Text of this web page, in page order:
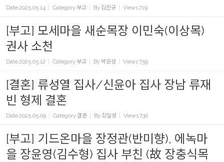
Date2025.05.14 Category 부고 By 김진규 Views719
[부고] 모세마을 새순목장 이민숙(이상목)
권사 소천
Date2025.05.12 Category 부고 By 박은성 Views759
[결혼] 류성열 집사/신윤아 집사 장남 류재
빈 형제 결혼
Date2025.05.09 Category결혼 By 강일성 Views730
[부고] 기드온마을 장정관(반미향), 에녹마
을 장윤영(김수형) 집사 부친 (故 장충식목